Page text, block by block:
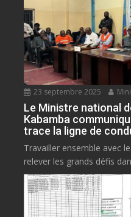
23 septembre 2025
Le Ministre national
Kabamba
trace la ligne de
Travailler ensemble avec
relever les grands défis